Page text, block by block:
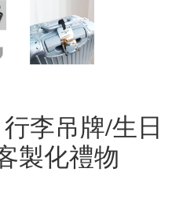
行李吊牌/生日
製化禮物